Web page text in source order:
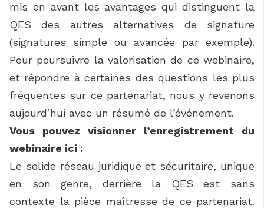
mis en avant les avantages qui distinguent la
QES des autres alternatives de signature
(signatures simple ou avancée par exemple).
Pour poursuivre la valorisation de ce webinaire,
et répondre à certaines des questions les plus
fréquentes sur ce partenariat, nous y revenons
aujourd’hui avec un résumé de l’événement.
Vous pouvez visionner l’enregistrement du
webinaire ici :
Le solide réseau juridique et sécuritaire, unique
en son genre, derrière la QES est sans
contexte la pièce maîtresse de ce partenariat.